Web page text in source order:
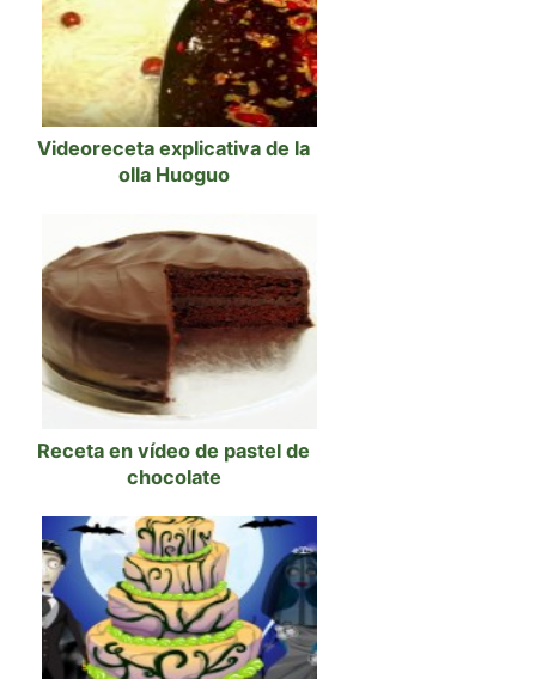
Videoreceta explicativa de la
olla Huoguo
Receta en vídeo de pastel de
chocolate